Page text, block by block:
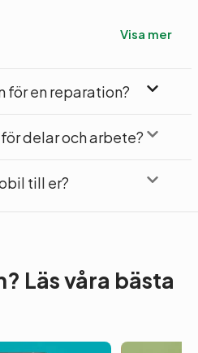
Visa mer
för en reparation?
delar och arbete?
till er?
Läs våra bästa